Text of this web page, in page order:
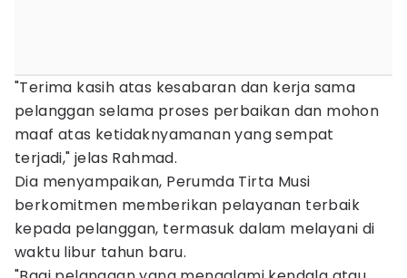
"Terima kasih atas kesabaran dan kerja sama
pelanggan selama proses perbaikan dan mohon
maaf atas ketidaknyamanan yang sempat
terjadi," jelas Rahmad.
Dia menyampaikan, Perumda Tirta Musi
berkomitmen memberikan pelayanan terbaik
kepada pelanggan, termasuk dalam melayani di
waktu libur tahun baru.